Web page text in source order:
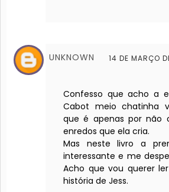
UNKNOWN 14 DE MARÇO
Confesso que acho a
Cabot meio chatinha
que é apenas por não
enredos que ela cria.
Mas neste livro a
interessante e me
Acho que vou querer
história de Jess.